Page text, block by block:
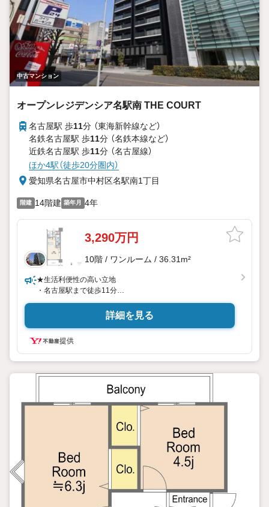
中古マンション
オープンレジデンシア名駅南 THE COURT
名古屋駅 歩11分 （東海新幹線など）
名鉄名古屋駅 歩11分 （名鉄本線など）
近鉄名古屋駅 歩11分 （名古屋線）
ほか4駅（徒歩20分圏内）
愛知県名古屋市中村区名駅南1丁目
階建 14階建 築年月 4年
3,290万円
10階 / ワンルーム / 36.31m²
★生活利便性の高い立地
・名古屋駅まで徒歩11分
名鉄、近鉄、JR、地下鉄と複数沿線利用能!!
・周辺は商業施設が充実しており徒歩10分圏内に複数のスー
パー、病院等がございます。
★拘りの専有部分
〇新築時にオプションを付けた拘りの住戸です。
〇1LDKから1Rへの間取り変更で開放感のある寝室に
〇新築時オールチタンコーティング施工
レンタサイクル、オートロック、宅配ボックス、ペット足洗
・笹島小学校・・・徒歩9分（720m）
・MEGAドン・キホーテUNY納屋橋店・・・徒歩6分（480m）
・近鉄パッセ・・・徒歩10分（800m）
・柳橋中央市場・・・徒歩6分（480m）
・名古屋駅地下街・・・徒歩7分（560m）
詳細を見る
提供